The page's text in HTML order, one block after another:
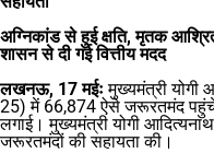
अग्निकांड से हुई क्षति, मृतक
शासन से दी गई वित्तीय मदद
लखनऊ, 17 मईःमुख्यमंत्री योगी
25) में 66,874 ऐसे जरूरतमंद पहुंचे,
लगाई। मुख्यमंत्री योगी
जरूरतमंदों की सहायता की।